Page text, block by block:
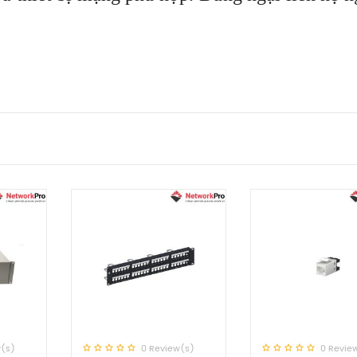
02”
0 Review(s) 0